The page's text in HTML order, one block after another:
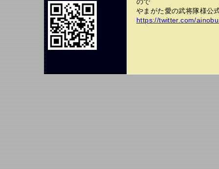
ので
やまがた愛の武将隊様公
https://twitter.com/